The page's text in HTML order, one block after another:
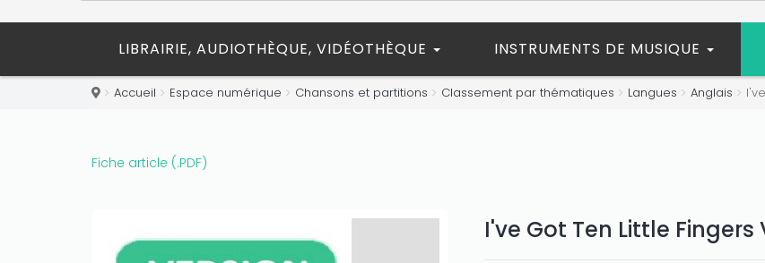
LIBRAIRIE, AUDIOTHÈQUE, VIDÉOTHÈQUE INSTRUMENTS DE MUSIQUE
Accueil Espace numérique Chansons et partitions Classement par thématiques Langues Anglais
Fiche article (.PDF)
I've Got Ten Little Fingers